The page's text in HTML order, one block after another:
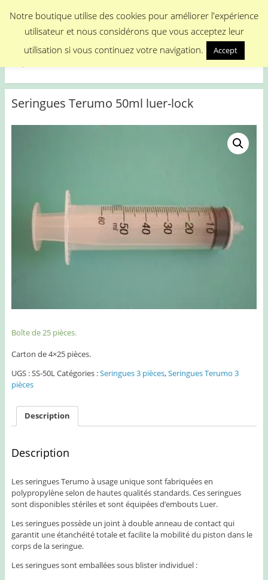
Menu
Medical Promotion
Seringues Terumo 50ml luer-lock
Boîte de 25 pièces.
Carton de 4×25 pièces.
UGS :SS-50LCatégories :Seringues 3 pièces,Seringues Terumo 3
pièces
Description
Description
Les seringues Terumo à usage unique sont fabriquées en
polypropylène selon de hautes qualités standards. Ces seringues
sont disponibles stériles et sont équipées d’embouts Luer.
Les seringues possède un joint à double anneau de contact qui
garantit une étanchéité totale et facilite la mobilité du piston dans le
corps de la seringue.
Les seringues sont emballées sous blister individuel :
Notre boutique utilise des cookies pour améliorer l'expérience
utilisateur et nous considérons que vous acceptez leur
utilisation si vous continuez votre navigation.
Accept